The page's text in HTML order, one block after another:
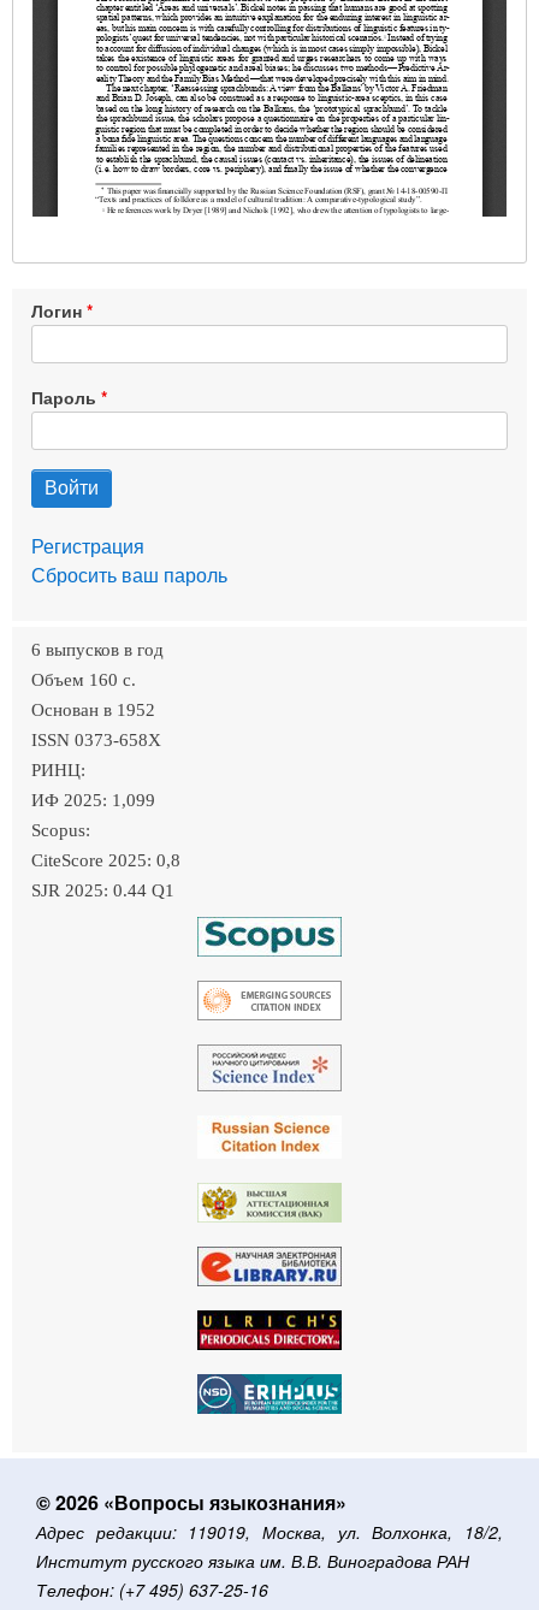
Логин
Пароль
Регистрация
Сбросить ваш пароль
6 выпусков в год
Объем 160 c.
Основан в 1952
ISSN 0373-658X
РИНЦ:
ИФ 2025: 1,099
Scopus:
CiteScore 2025: 0,8
SJR 2025: 0.44 Q1
© 2026 «Вопросы языкознания»
Адрес редакции: 119019, Москва, ул. Волхонка, 18/2,
Институт русского языка им. В.В. Виноградова РАН
Телефон: (+7 495) 637-25-16